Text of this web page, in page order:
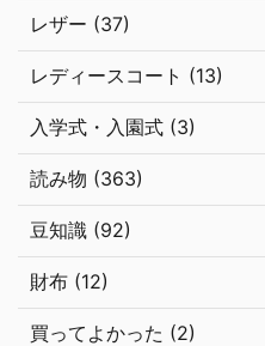
レザー (37)
レディースコート (13)
入学式・入園式 (3)
読み物 (363)
豆知識 (92)
財布 (12)
買ってよかった (2)